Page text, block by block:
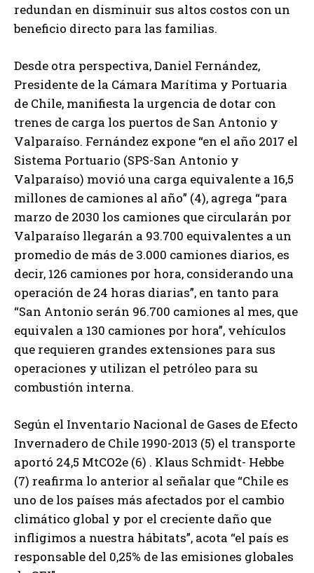
redundan en disminuir sus altos costos con un
beneficio directo para las familias.
Desde otra perspectiva, Daniel Fernández,
Presidente de la Cámara Marítima y Portuaria
de Chile, manifiesta la urgencia de dotar con
trenes de carga los puertos de San Antonio y
Valparaíso. Fernández expone “en el año 2017 el
Sistema Portuario (SPS-San Antonio y
Valparaíso) movió una carga equivalente a 16,5
millones de camiones al año” (4), agrega “para
marzo de 2030 los camiones que circularán por
Valparaíso llegarán a 93.700 equivalentes a un
promedio de más de 3.000 camiones diarios, es
decir, 126 camiones por hora, considerando una
operación de 24 horas diarias”, en tanto para
“San Antonio serán 96.700 camiones al mes, que
equivalen a 130 camiones por hora”, vehículos
que requieren grandes extensiones para sus
operaciones y utilizan el petróleo para su
combustión interna.
Según el Inventario Nacional de Gases de Efecto
Invernadero de Chile 1990-2013 (5) el transporte
aportó 24,5 MtCO2e (6) . Klaus Schmidt- Hebbe
(7) reafirma lo anterior al señalar que “Chile es
uno de los países más afectados por el cambio
climático global y por el creciente daño que
infligimos a nuestra hábitats”, acota “el país es
responsable del 0,25% de las emisiones globales